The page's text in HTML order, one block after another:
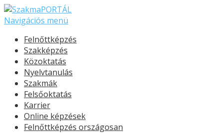
Navigációs menü
Felnőttképzés
Szakképzés
Közoktatás
Nyelvtanulás
Szakmák
Felsőoktatás
Karrier
Online képzések
Felnőttképzés országosan